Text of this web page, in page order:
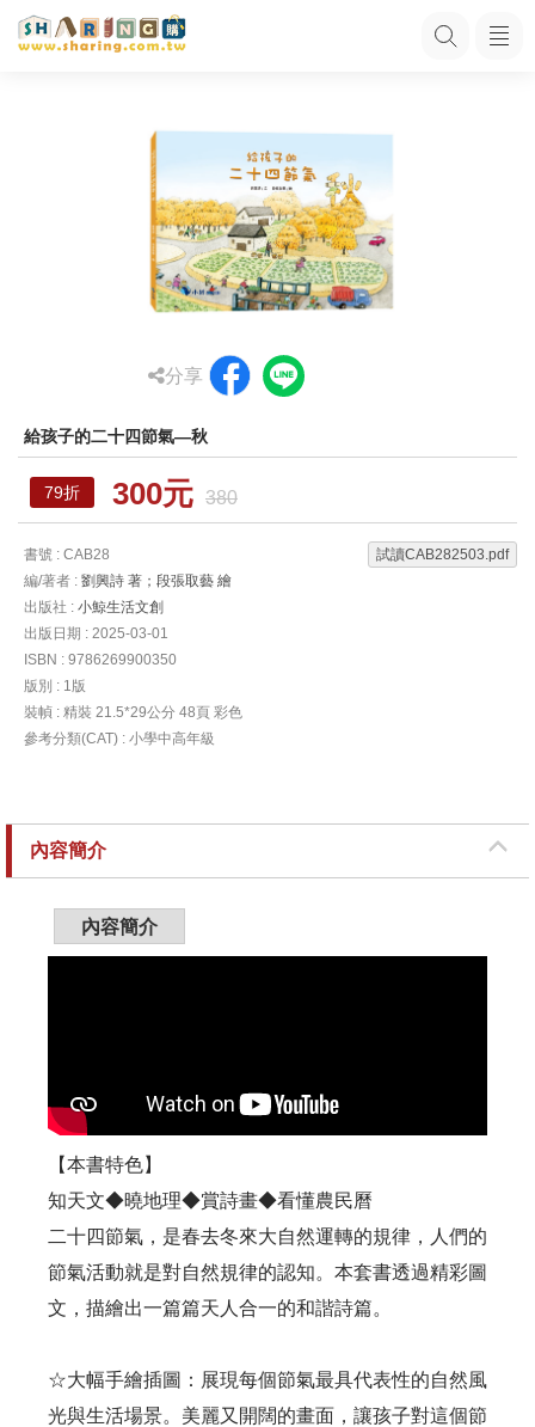
分享
給孩子的二十四節氣—秋
79折 300元 380
書號 : CAB28
編/著者 : 劉興詩 著；段張取藝 繪
出版社 : 小鯨生活文創
出版日期 : 2025-03-01
ISBN : 9786269900350
版別 : 1版
裝幀 : 精裝 21.5*29公分 48頁 彩色
參考分類(CAT) : 小學中高年級
試讀CAB282503.pdf
內容簡介
內容簡介
【本書特色】
知天文◆曉地理◆賞詩畫◆看懂農民曆
二十四節氣，是春去冬來大自然運轉的規律，人們的
節氣活動就是對自然規律的認知。本套書透過精彩圖
文，描繪出一篇篇天人合一的和諧詩篇。
☆大幅手繪插圖：展現每個節氣最具代表性的自然風
光與生活場景。美麗又開闊的畫面，讓孩子對這個節